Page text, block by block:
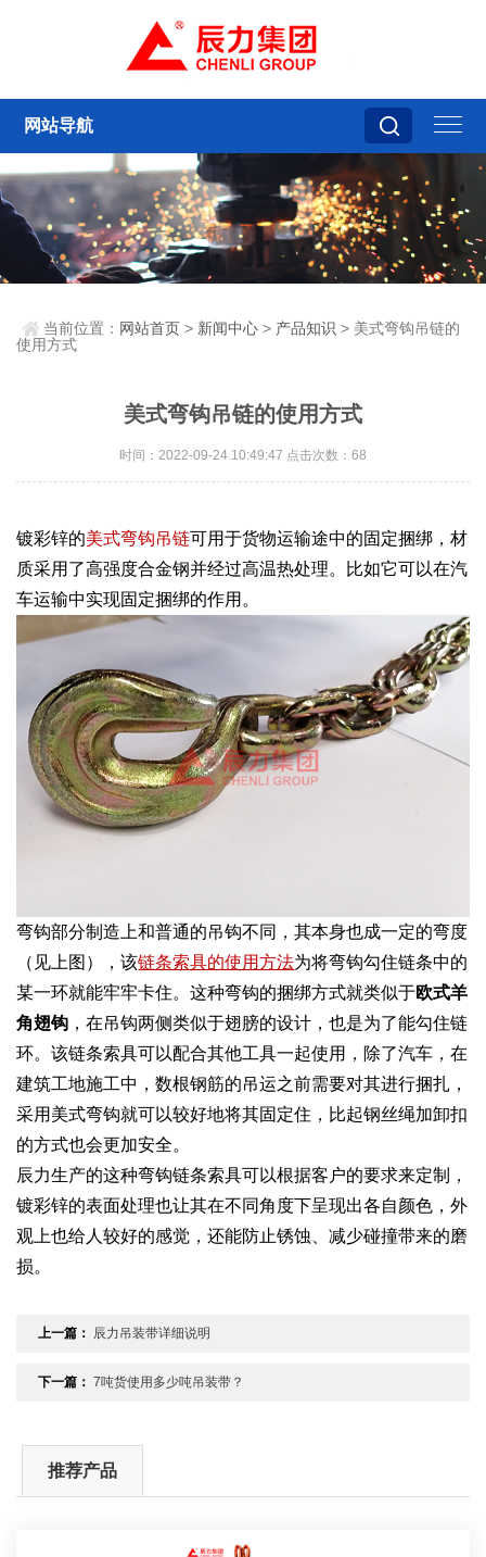
网站导航
当前位置： 网站首页 > 新闻中心 > 产品知识 > 美式弯钩吊链的
使用方式
美式弯钩吊链的使用方式
时间：2022-09-24 10:49:47 点击次数：68
镀彩锌的美式弯钩吊链可用于货物运输途中的固定捆绑，材
质采用了高强度合金钢并经过高温热处理。比如它可以在汽
车运输中实现固定捆绑的作用。
弯钩部分制造上和普通的吊钩不同，其本身也成一定的弯度
（见上图），该链条索具的使用方法为将弯钩勾住链条中的
某一环就能牢牢卡住。这种弯钩的捆绑方式就类似于欧式羊
角翅钩 ，在吊钩两侧类似于翅膀的设计，也是为了能勾住链
环。该链条索具可以配合其他工具一起使用，除了汽车，在
建筑工地施工中，数根钢筋的吊运之前需要对其进行捆扎，
采用美式弯钩就可以较好地将其固定住，比起钢丝绳加卸扣
的方式也会更加安全。
辰力生产的这种弯钩链条索具可以根据客户的要求来定制，
镀彩锌的表面处理也让其在不同角度下呈现出各自颜色，外
观上也给人较好的感觉，还能防止锈蚀、减少碰撞带来的磨
损。
上一篇： 辰力吊装带详细说明
下一篇： 7吨货使用多少吨吊装带？
推荐产品